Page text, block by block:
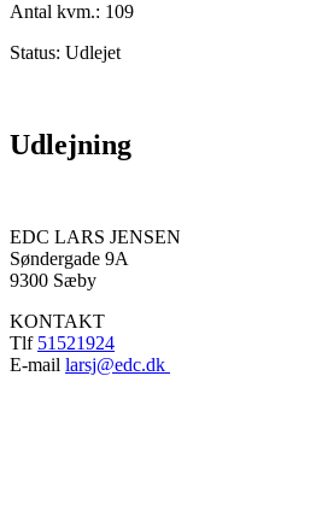
Antal kvm.: 109
Status: Udlejet
Udlejning
EDC LARS JENSEN
Søndergade 9A
9300 Sæby
KONTAKT
Tlf 51521924
E-mail larsj@edc.dk